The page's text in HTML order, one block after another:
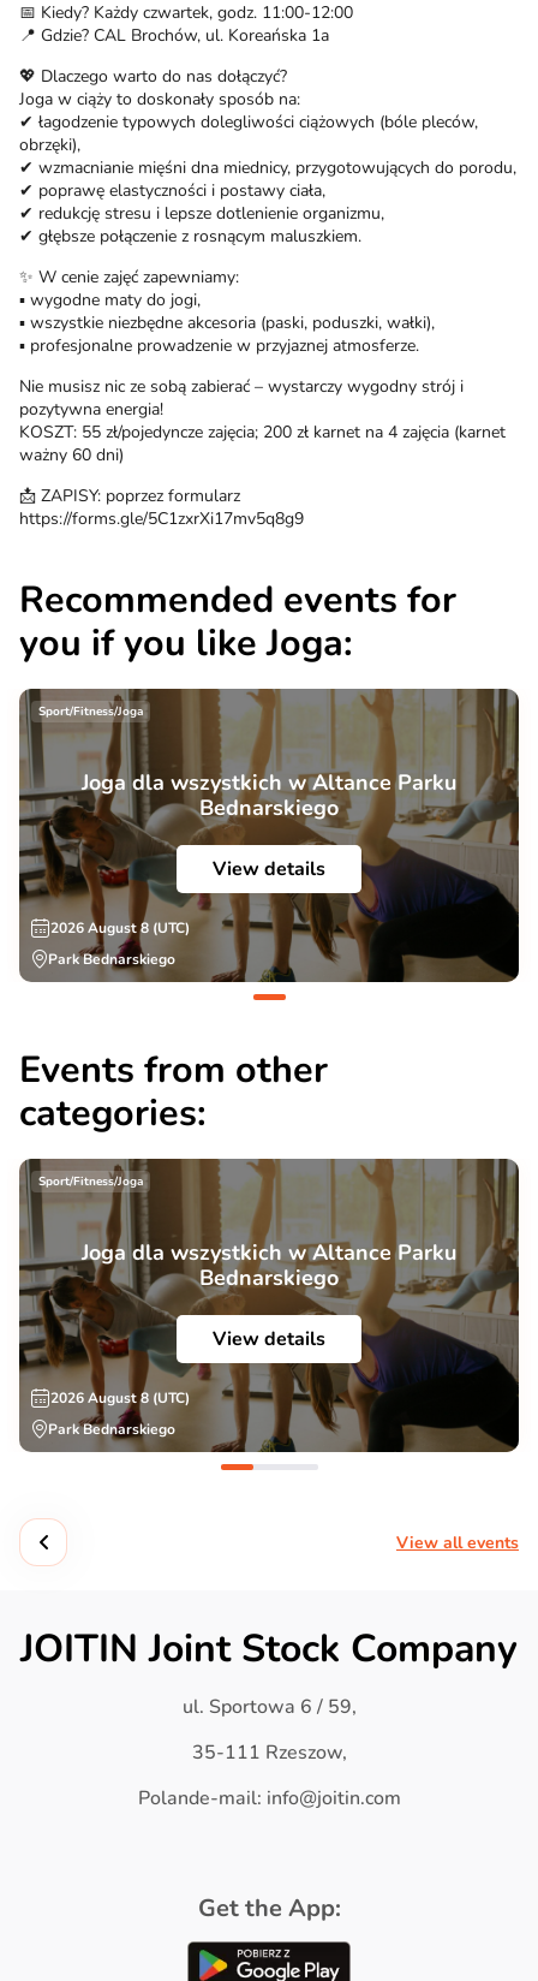
📅 Kiedy? Każdy czwartek, godz. 11:00-12:00
📍 Gdzie? CAL Brochów, ul. Koreańska 1a
💖 Dlaczego warto do nas dołączyć?
Joga w ciąży to doskonały sposób na:
✔ łagodzenie typowych dolegliwości ciążowych (bóle pleców,
obrzęki),
✔ wzmacnianie mięśni dna miednicy, przygotowujących do porodu,
✔ poprawę elastyczności i postawy ciała,
✔ redukcję stresu i lepsze dotlenienie organizmu,
✔ głębsze połączenie z rosnącym maluszkiem.
✨ W cenie zajęć zapewniamy:
▪ wygodne maty do jogi,
▪ wszystkie niezbędne akcesoria (paski, poduszki, wałki),
▪ profesjonalne prowadzenie w przyjaznej atmosferze.
Nie musisz nic ze sobą zabierać – wystarczy wygodny strój i
pozytywna energia!
KOSZT: 55 zł/pojedyncze zajęcia; 200 zł karnet na 4 zajęcia (karnet
ważny 60 dni)
📩 ZAPISY: poprzez formularz
https://forms.gle/5C1zxrXi17mv5q8g9
Recommended events for
you if you like Joga:
Sport/Fitness/Joga
Joga dla wszystkich w Altance Parku
Bednarskiego
View details
2026 August 8 (UTC)
Park Bednarskiego
Events from other
categories:
Sport/Fitness/Joga
Joga dla wszystkich w Altance Parku
Bednarskiego
View details
2026 August 8 (UTC)
Park Bednarskiego
View all events
JOITIN Joint Stock Company
ul. Sportowa 6 / 59,
35-111 Rzeszow,
Polande-mail: info@joitin.com
Get the App: